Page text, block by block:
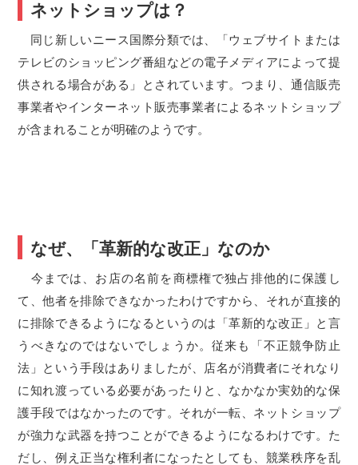
ネットショップは？
同じ新しいニース国際分類では、「ウェブサイトまたは
テレビのショッピング番組などの電子メディアによって提
供される場合がある」とされています。つまり、通信販売
事業者やインターネット販売事業者によるネットショップ
が含まれることが明確のようです。
なぜ、「革新的な改正」なのか
今までは、お店の名前を商標権で独占排他的に保護し
て、他者を排除できなかったわけですから、それが直接的
に排除できるようになるというのは「革新的な改正」と言
うべきなのではないでしょうか。従来も「不正競争防止
法」という手段はありましたが、店名が消費者にそれなり
に知れ渡っている必要があったりと、なかなか実効的な保
護手段ではなかったのです。それが一転、ネットショップ
が強力な武器を持つことができるようになるわけです。た
だし、例え正当な権利者になったとしても、競業秩序を乱